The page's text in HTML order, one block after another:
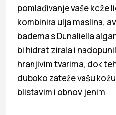
pomlađivanje vaše kože
kombinira ulja maslina,
badema s Dunaliella
bi hidratizirala i
hranjivim tvarima, dok
duboko zateže vašu
blistavim i obnovljenim